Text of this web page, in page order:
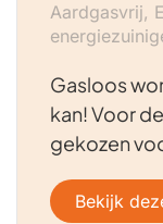
Aardgasvrij,
Gasloos
kan! Voor
gekozen
Bekijk